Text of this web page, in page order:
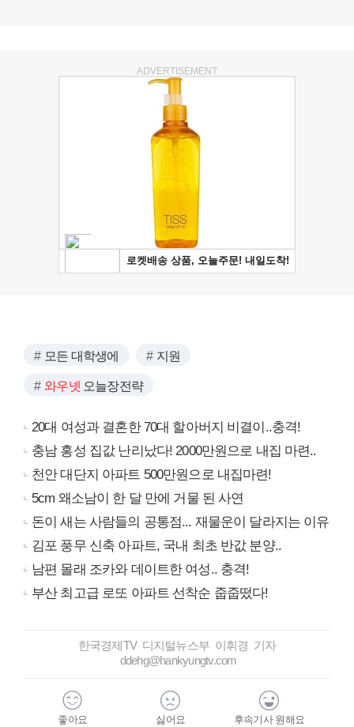
ADVERTISEMENT
모든 대학생에 지원
와우넷 오늘장전략
20대 여성과 결혼한 70대 할아버지 비결이..충격!
충남 홍성 집값 난리났다! 2000만원으로 내집 마련..
천안 대단지 아파트 500만원으로 내집마련!
5cm 왜소남이 한 달 만에 거물 된 사연
돈이 새는 사람들의 공통점... 재물운이 달라지는 이유
김포 풍무 신축 아파트, 국내 최초 반값 분양..
남편 몰래 조카와 데이트한 여성.. 충격!
부산 최고급 로또 아파트 선착순 줍줍떴다!
한국경제TV 디지털뉴스부 이휘경 기자
ddehg@hankyungtv.com
좋아요
싫어요
후속기사 원해요